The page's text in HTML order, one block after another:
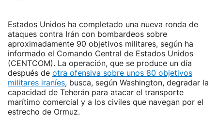
Estados Unidos ha completado una nueva ronda de
ataques contra Irán con bombardeos sobre
aproximadamente 90 objetivos militares, según ha
informado el Comando Central de Estados Unidos
(CENTCOM). La operación, que se produce un día
después de otra ofensiva sobre unos 80 objetivos
militares iraníes, busca, según Washington, degradar la
capacidad de Teherán para atacar el transporte
marítimo comercial y a los civiles que navegan por el
estrecho de Ormuz.